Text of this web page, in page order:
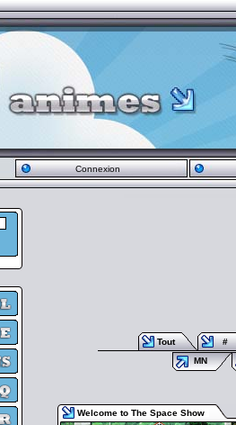
Connexion
Tout
#
MN
Welcome to The Space Show